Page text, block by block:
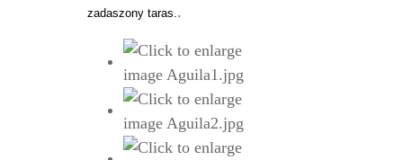
zadaszony taras..